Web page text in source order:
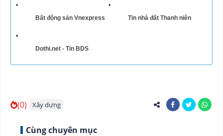
Bất động sản Vnexpress Tin nhà đất Thanh niên
Dothi.net - Tin BDS
(0) Xây dựng
Cùng chuyên mục